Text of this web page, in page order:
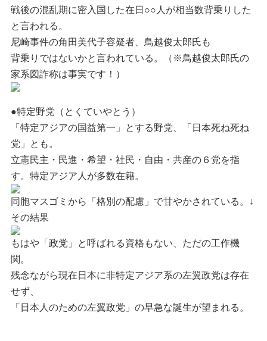
戦後の混乱期に密入国した在日○○人が相当数背乗りした
と言われる。
尼崎事件の角田美代子容疑者、鳥越俊太郎氏も
背乗りではないかと言われている。（※鳥越俊太郎氏の
家系図詐称は事実です！）
●特定野党（とくていやとう）
「特定アジアの国益第一」とする野党、「日本死ね死ね
党」とも。
立憲民主・民進・希望・社民・自由・共産の６党を指
す。特定アジア人が多数在籍。
同胞マスゴミから「格別の配慮」で甘やかされている。↓
その結果
もはや「政党」と呼ばれる資格もない、ただの工作機
関。
残念ながら現在日本に非特定アジア系の左翼政党は存在
せず、
「日本人のための左翼政党」の早急な誕生が望まれる。